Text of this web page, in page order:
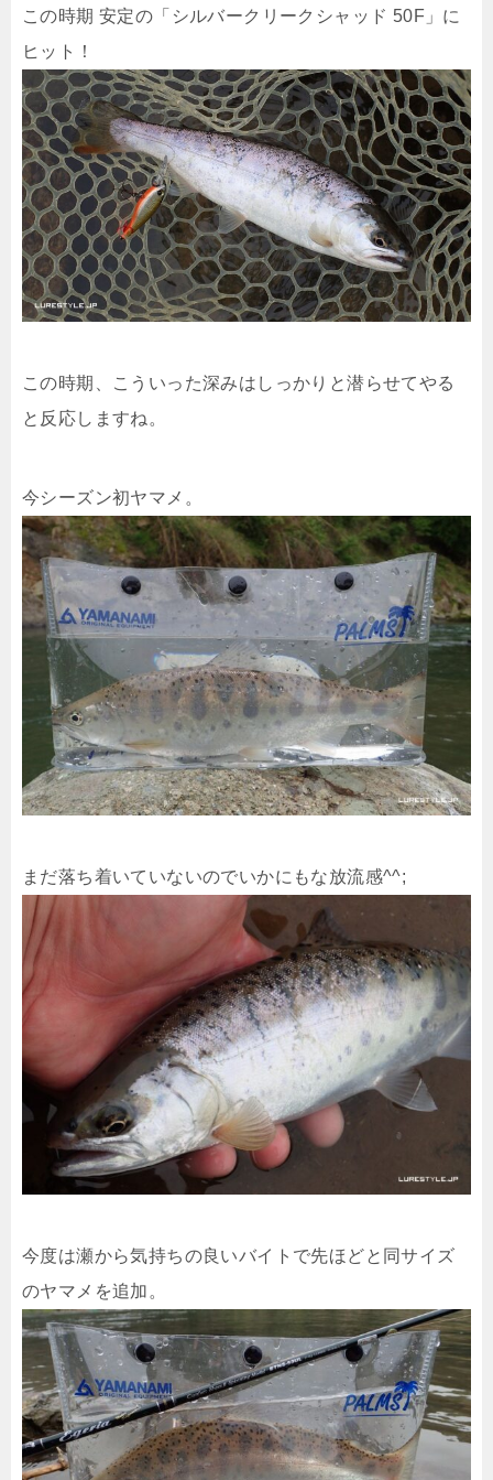
この時期 安定の「シルバークリークシャッド 50F」に
ヒット！
この時期、こういった深みはしっかりと潜らせてやる
と反応しますね。
今シーズン初ヤマメ。
まだ落ち着いていないのでいかにもな放流感^^;
今度は瀬から気持ちの良いバイトで先ほどと同サイズ
のヤマメを追加。